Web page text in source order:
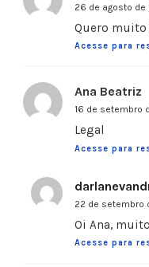
26 de agosto de
Quero muito
Acesse para
Ana Beatriz
16 de setembro
Legal
Acesse para
22 de setembro
Oi Ana,
Acesse para